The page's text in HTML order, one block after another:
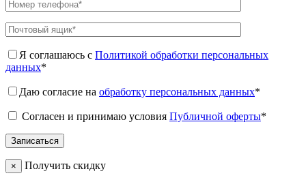
Я соглашаюсь с Политикой обработки персональных
данных*
Даю согласие на обработку персональных данных*
Согласен и принимаю условия Публичной оферты*
× Получить скидку